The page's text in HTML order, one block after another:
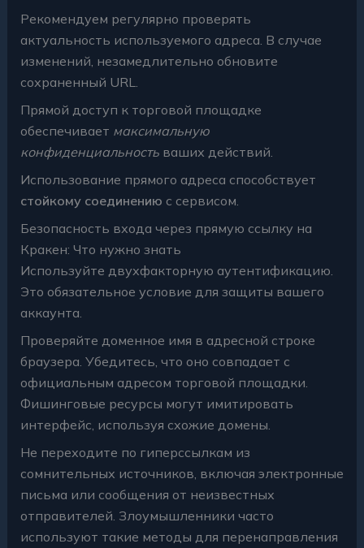
Рекомендуем регулярно проверять
актуальность используемого адреса. В случае
изменений, незамедлительно обновите
сохраненный URL.
Прямой доступ к торговой площадке
обеспечивает максимальную
конфиденциальностьваших действий.
Использование прямого адреса способствует
стойкому соединению с сервисом.
Безопасность входа через прямую ссылку на
Кракен: Что нужно знать
Используйте двухфакторную аутентификацию.
Это обязательное условие для защиты вашего
аккаунта.
Проверяйте доменное имя в адресной строке
браузера. Убедитесь, что оно совпадает с
официальным адресом торговой площадки.
Фишинговые ресурсы могут имитировать
интерфейс, используя схожие домены.
Не переходите по гиперссылкам из
сомнительных источников, включая электронные
письма или сообщения от неизвестных
отправителей. Злоумышленники часто
используют такие методы для перенаправления